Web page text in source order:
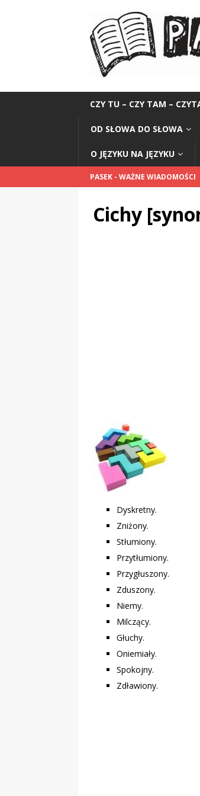
CZY TU – CZY TAM –
OD SŁOWA DO SŁOWA
O JĘZYKU NA JĘZYKU
PASEK - WAŻNE WIADOMOŚCI
Cichy
Dyskretny.
Zniżony.
Stłumiony.
Przytłumiony.
Przygłuszony.
Zduszony.
Niemy.
Milczący.
Głuchy.
Oniemiały.
Spokojny.
Zdławiony.